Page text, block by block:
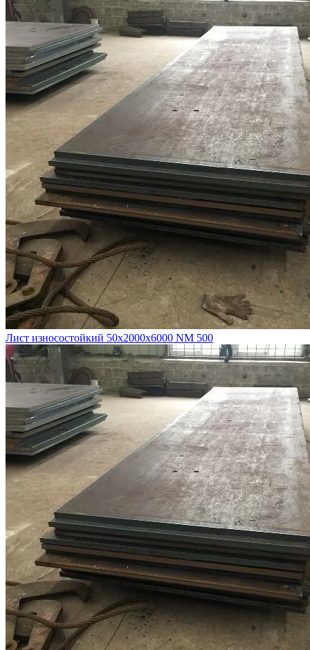
Лист износостойкий 50х2000х6000 NM 500